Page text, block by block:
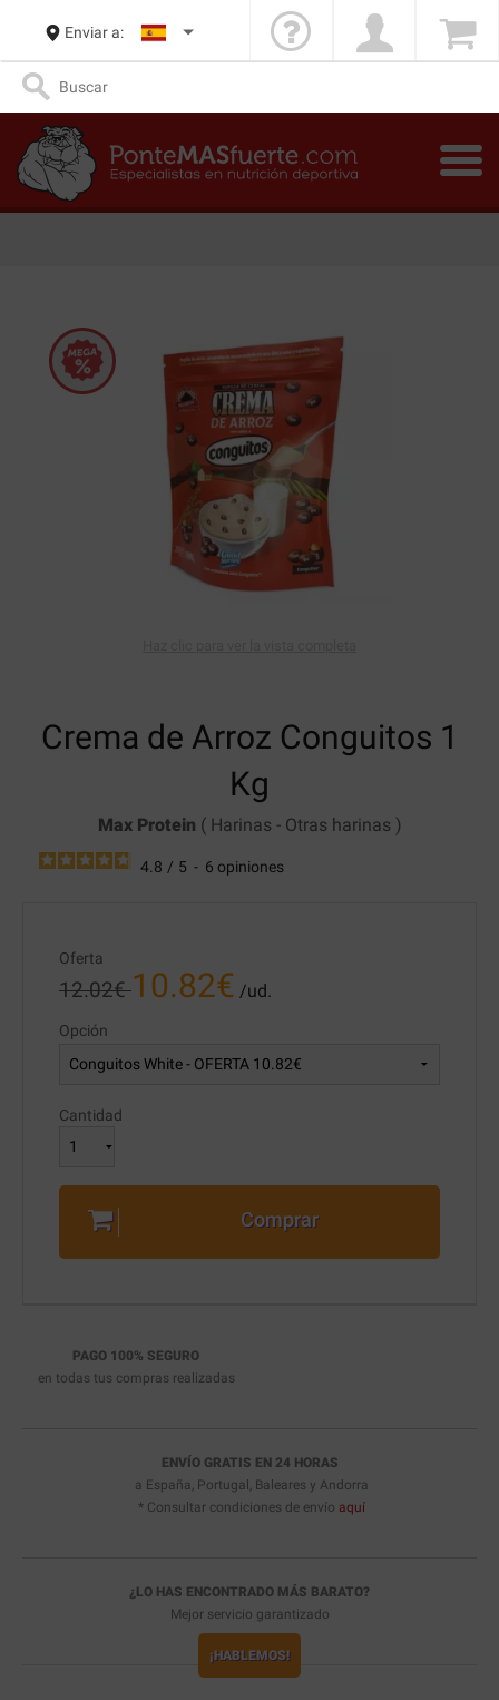
Enviar a:
Crema de Arroz Conguitos 1
Kg
Max Protein ( Harinas - Otras harinas )
4.8 / 5 - 6 opiniones
Oferta
12.02€ 10.82€ /ud.
Opción
Cantidad
Comprar
PAGO 100% SEGURO
en todas tus compras realizadas
ENVÍO GRATIS EN 24 HORAS
a España, Portugal, Baleares y Andorra
* Consultar condiciones de envío aquí
¿LO HAS ENCONTRADO MÁS BARATO?
Mejor servicio garantizado
¡HABLEMOS!